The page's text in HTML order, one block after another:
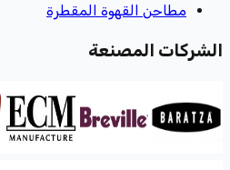
مطاحن القهوة المقطرة
الشركات المصنعة